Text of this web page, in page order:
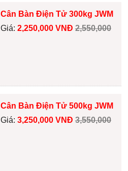
Cân Bàn Điện Tử 300kg JWM
Giá: 2,250,000 VNĐ 2,550,000
Cân Bàn Điện Tử 500kg JWM
Giá: 3,250,000 VNĐ 3,550,000